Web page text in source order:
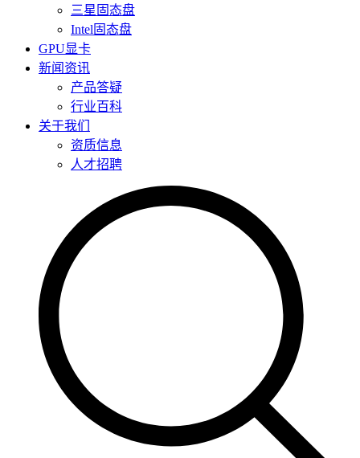
三星固态盘
Intel固态盘
GPU显卡
新闻资讯
产品答疑
行业百科
关于我们
资质信息
人才招聘